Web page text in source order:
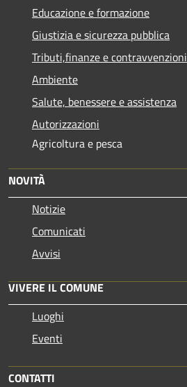
Educazione e formazione
Giustizia e sicurezza pubblica
Tributi,finanze e contravvenzioni
Ambiente
Salute, benessere e assistenza
Autorizzazioni
Agricoltura e pesca
NOVITÀ
Notizie
Comunicati
Avvisi
VIVERE IL COMUNE
Luoghi
Eventi
CONTATTI